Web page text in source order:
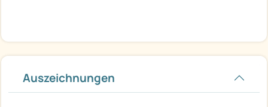
Auszeichnungen